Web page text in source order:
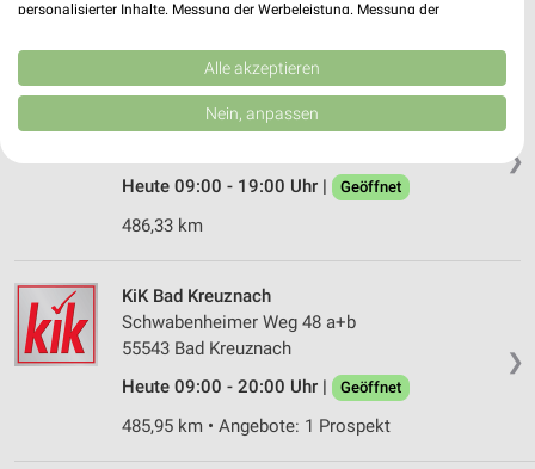
❯
AWG Mode Center Bad Kreuznach
Schwabenheimerweg 5
Heute 09:00 - 19:00 Uhr |
Geöffnet
486,33 km
❯
KiK Bad Kreuznach
Schwabenheimer Weg 48 a+b
55543 Bad Kreuznach
Heute 09:00 - 20:00 Uhr |
Geöffnet
485,95 km • Angebote: 1 Prospekt
personalisierter Inhalte. Messung der Werbeleistung. Messung der
Kombinationen von Daten aus verschiedenen Quellen. Entwicklung und
Verbesserung der Angebote. Verwendung reduzierter Daten zur Auswahl
von Inhalten.
Daten können außerhalb der Europäischen Union weitergegeben und in die
USA gesendet werden.
Website/App.
Wir nutzen Ihre Daten für folgende Zwecke:
Speichern von oder Zugriff auf Informationen
auf einem Endgerät
Verwendung reduzierter Daten zur Auswahl von
Werbeanzeigen
Erstellung von Profilen für personalisierte
Alle akzeptieren
Nein, anpassen